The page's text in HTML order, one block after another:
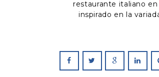
restaurante italiano
inspirado en la